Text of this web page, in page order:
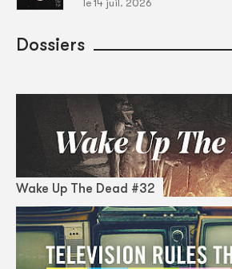
le 14 juil. 2026
Dossiers
Wake Up The Dead #32